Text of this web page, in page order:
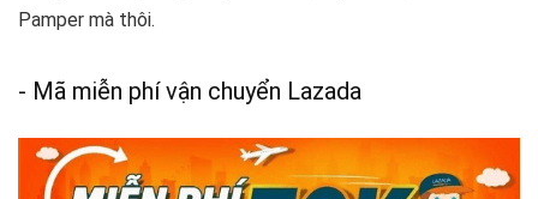
Pamper mà thôi.
- Mã miễn phí vận chuyển Lazada